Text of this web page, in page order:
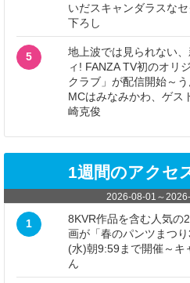
いだスキャンダラスな
下ろし
5
地上波では見られない
ィ! FANZA TV初のオリ
クラブ」が配信開始～
MCはみなみかわ、ゲス
崎克俊
1週間のアクセ
2026-08-01 ～
1
8KVR作品を含む人気の
画が「春のパンツまつ
(水)朝9:59まで開催～キ
ん